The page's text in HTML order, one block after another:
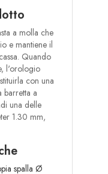
a molla che
e mantiene il
Quando
l'orologio
con una
barretta a
una delle
1.30 mm,
spalla Ø